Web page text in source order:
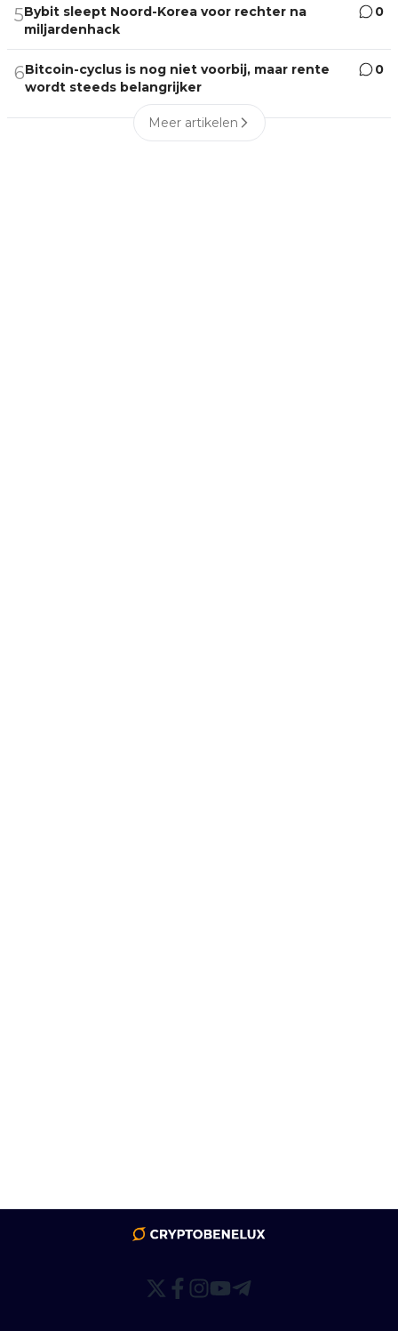
5Bybit sleept Noord-Korea voor rechter na
miljardenhack
0
6Bitcoin-cyclus is nog niet voorbij, maar rente
wordt steeds belangrijker
0
Meer artikelen